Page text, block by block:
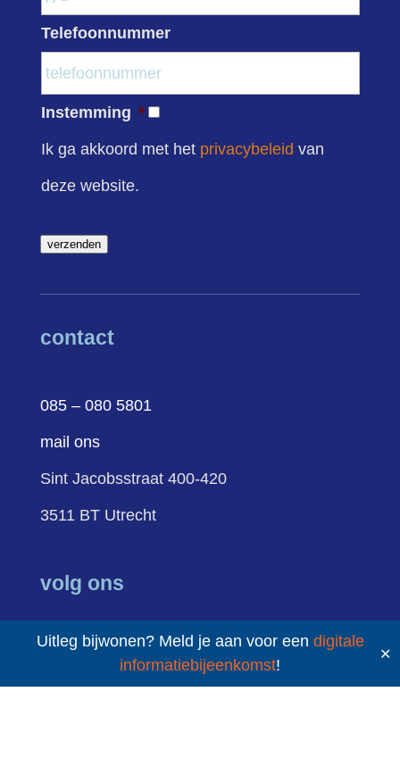
Uitleg bijwonen? Meld je aan voor een digitale
informatiebijeenkomst!
✕
Telefoonnummer
Instemming *
Ik ga akkoord met het privacybeleid van
deze website.
verzenden
contact
085 – 080 5801
mail ons
Sint Jacobsstraat 400-420
3511 BT Utrecht
volg ons
YouTube